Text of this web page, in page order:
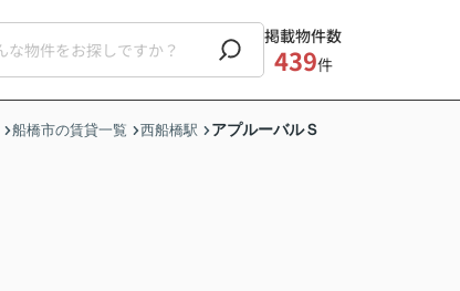
掲載物件数
439件
船橋市の賃貸一覧 西船橋駅 アプルーバルＳ